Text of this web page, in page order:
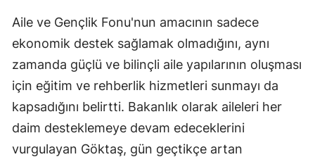
Kırıkkale
Batman
Bartın
Ardahan
Aile ve Gençlik Fonu'nun amacının sadece
ekonomik destek sağlamak olmadığını, aynı
zamanda güçlü ve bilinçli aile yapılarının oluşması
için eğitim ve rehberlik hizmetleri sunmayı da
kapsadığını belirtti. Bakanlık olarak aileleri her
daim desteklemeye devam edeceklerini
vurgulayan Göktaş, gün geçtikçe artan